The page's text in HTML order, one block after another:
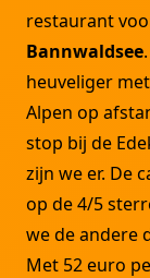
restaurant
Bannwaldsee
heuveliger
Alpen op
stop bij de
zijn we er. De
op de 4/5
we de andere
Met 52 euro